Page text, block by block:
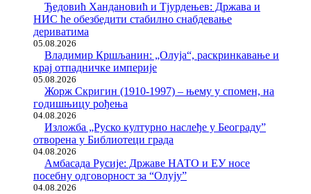
Ђедовић Хандановић и Тјурдењев: Држава и
НИС ће обезбедити стабилно снабдевање
дериватима
05.08.2026
Владимир Кршљанин: „Олуја“, раскринкавање и
крај отпадничке империје
05.08.2026
Жорж Скригин (1910-1997) – њему у спомен, на
годишњицу рођења
04.08.2026
Изложба „Руско културно наслеђе у Београду”
отворена у Библиотеци града
04.08.2026
Амбасада Русије: Државе НАТО и ЕУ носе
посебну одговорност за “Олују”
04.08.2026